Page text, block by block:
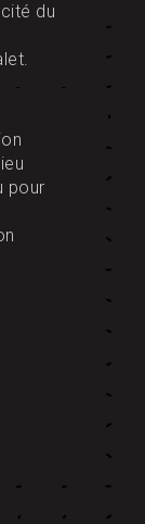
du
pour